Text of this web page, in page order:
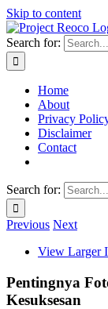
Skip to content
Search for:
Home
About
Privacy
Disclaimer
Contact
Search for:
Previous Next
View Larger
Pentingnya
Kesuksesan